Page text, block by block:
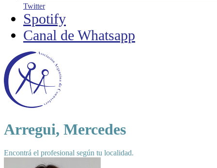
Twitter
Spotify
Canal de Whatsapp
Arregui, Mercedes
Encontrá el profesional según tu localidad.